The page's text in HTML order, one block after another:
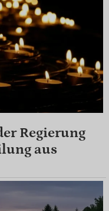
Regierung
aus